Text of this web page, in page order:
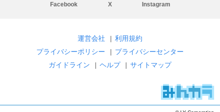
Facebook X Instagram
運営会社 | 利用規約
プライバシーポリシー
| プライバシーセンター
ガイドライン
| ヘルプ | サイトマップ